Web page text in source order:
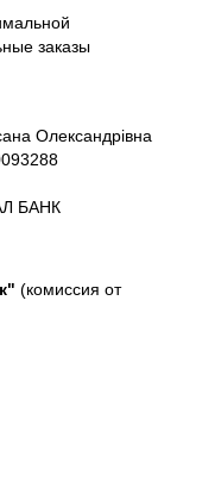
заказы
Олександрівна
БАНК
(комиссия от